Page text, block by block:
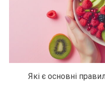
Які є основні